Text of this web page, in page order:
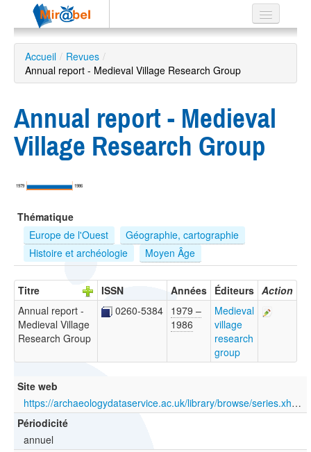
Le réseau
Soutien
avancée
ES
?
Accueil / Revues /
Annual report - Medieval Village Research Group
Annual report - Medieval
Village Research Group
1979 1986
Thématique
Europe de l'Ouest
Géographie, cartographie
Histoire et archéologie
Moyen Âge
Titre ISSN Années Éditeurs Action
Annual report -
Medieval Village
Research Group
0260-5384 1979 –
1986
Medieval
village
research
group
Site web
https://archaeologydataservice.ac.uk/library/browse/series.xhtml?recordId=1000421&recordType=Monograph
Périodicité
annuel